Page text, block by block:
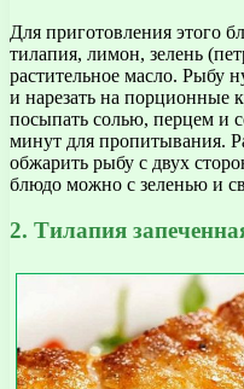
Для приготовления этого
тилапия, лимон, зелень
растительное масло. Рыбу
и нарезать на порционные
посыпать солью, перцем и
минут для пропитывания.
обжарить рыбу с двух
блюдо можно с зеленью и
2. Тилапия